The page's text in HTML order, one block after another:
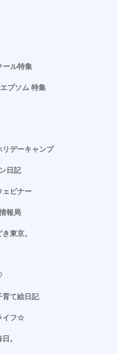
ール特集
プソム 特集
リデーキャンプ
日記
ェビナー
報局
東京。
育て絵日記
イフ☆
。